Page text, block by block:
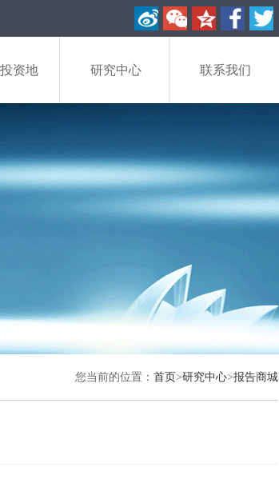
资地 研究中心 联系我们
您当前的位置： 首页>研究中心>报告商城